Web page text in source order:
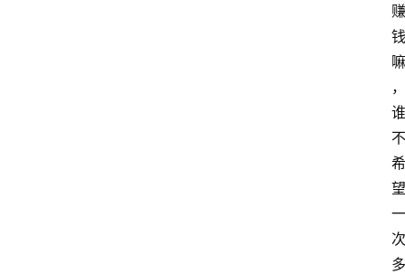
赚
钱
嘛
，
谁
不
希
望
一
次
多